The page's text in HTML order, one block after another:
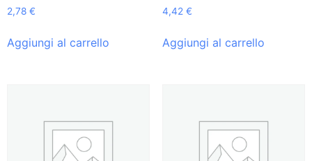
2,78 €
Aggiungi al carrello
4,42 €
Aggiungi al carrello